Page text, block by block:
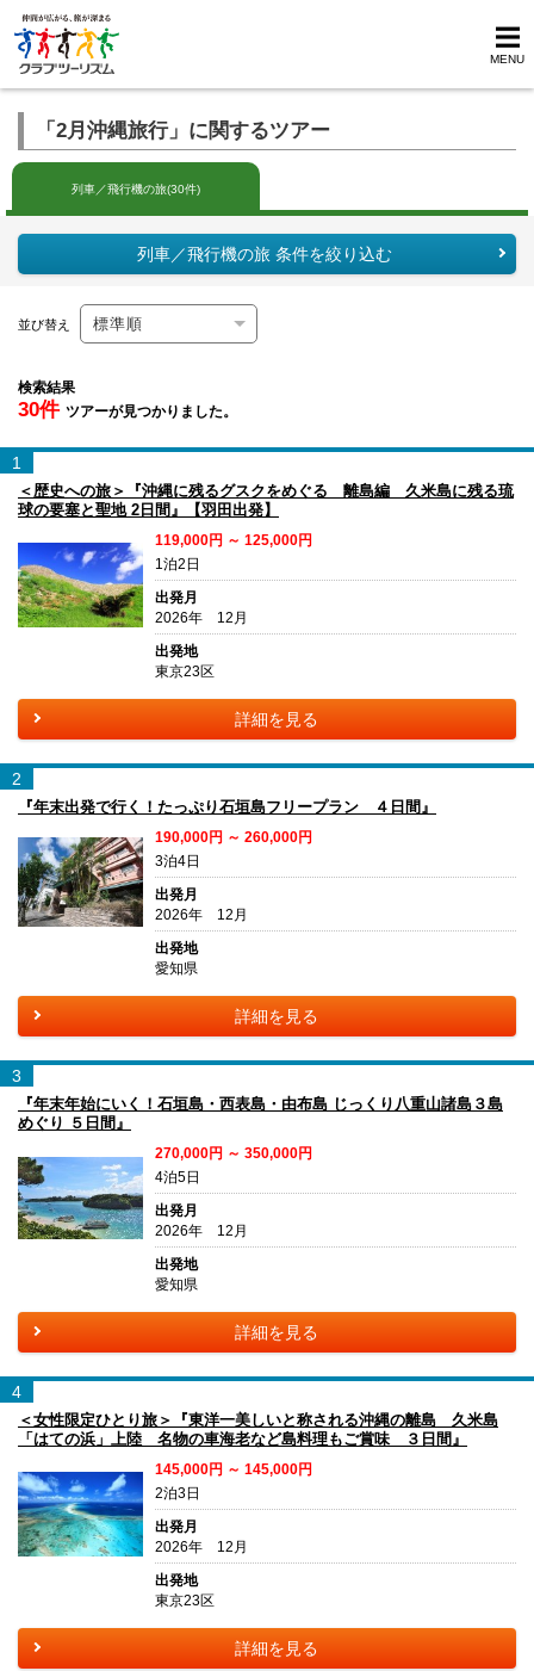
MENU
「2月沖縄旅行」に関するツアー
列車／飛行機の旅(30件)
列車／飛行機の旅 条件を絞り込む
並び替え
検索結果
30件 ツアーが見つかりました。
1
＜歴史への旅＞『沖縄に残るグスクをめぐる 離島編 久米島に残る琉
球の要塞と聖地 2日間』【羽田出発】
119,000円 ～ 125,000円
1泊2日
出発月
2026年 12月
出発地
東京23区
詳細を見る
2
『年末出発で行く！たっぷり石垣島フリープラン ４日間』
190,000円 ～ 260,000円
3泊4日
出発月
2026年 12月
出発地
愛知県
詳細を見る
3
『年末年始にいく！石垣島・西表島・由布島 じっくり八重山諸島３島
めぐり ５日間』
270,000円 ～ 350,000円
4泊5日
出発月
2026年 12月
出発地
愛知県
詳細を見る
4
＜女性限定ひとり旅＞『東洋一美しいと称される沖縄の離島 久米島
「はての浜」上陸 名物の車海老など島料理もご賞味 ３日間』
145,000円 ～ 145,000円
2泊3日
出発月
2026年 12月
出発地
東京23区
詳細を見る